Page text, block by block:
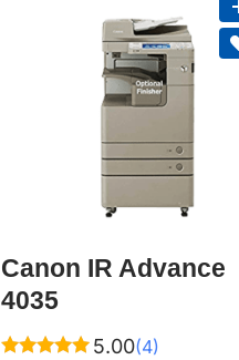
Canon IR Advance
4035
5.00(4)